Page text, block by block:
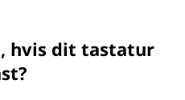
hvis dit tastatur